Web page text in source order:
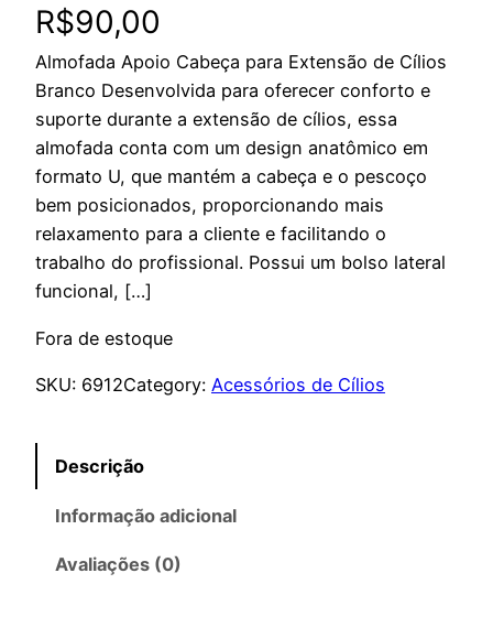
R$90,00
Almofada Apoio Cabeça para Extensão de Cílios
Branco Desenvolvida para oferecer conforto e
suporte durante a extensão de cílios, essa
almofada conta com um design anatômico em
formato U, que mantém a cabeça e o pescoço
bem posicionados, proporcionando mais
relaxamento para a cliente e facilitando o
trabalho do profissional. Possui um bolso lateral
funcional, […]
Fora de estoque
SKU: 6912Category: Acessórios de Cílios
Descrição
Informação adicional
Avaliações (0)